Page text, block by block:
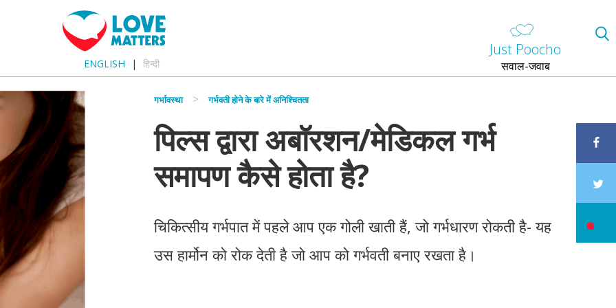
ENGLISH हिन्दी
Just Poocho
सवाल-जवाब
गर्भावस्था गर्भवती होने के बारे में अनिश्चितता
पिल्स द्वारा अबॉरशन/मेडिकल गर्भ
समापण कैसे होता है?
चिकित्सीय गर्भपात में पहले आप एक गोली खाती हैं, जो गर्भधारण रोकती है- यह
उस हार्मोन को रोक देती है जो आप को गर्भवती बनाए रखता है।